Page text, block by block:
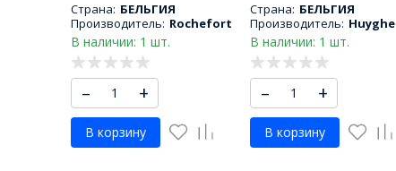
Страна: БЕЛЬГИЯ
Производитель: Rochefort
В наличии: 1 шт.
– +
В корзину
Страна: БЕЛЬГИЯ
Производитель: Huyghe
В наличии: 1 шт.
– +
В корзину